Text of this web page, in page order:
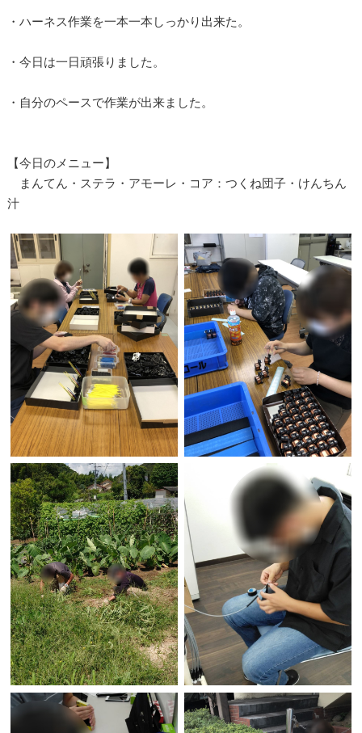
・ハーネス作業を一本一本しっかり出来た。
・今日は一日頑張りました。
・自分のペースで作業が出来ました。
【今日のメニュー】
まんてん・ステラ・アモーレ・コア：つくね団子・けんちん
汁